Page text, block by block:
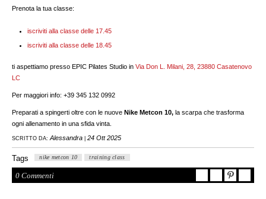
Prenota la tua classe:
iscriviti alla classe delle 17.45
iscriviti alla classe delle 18.45
ti aspettiamo presso EPIC Pilates Studio inVia Don L. Milani, 28, 23880 Casatenovo
LC
Per maggiori info: +39 345 132 0992
Preparati a spingerti oltre con le nuoveNike Metcon 10, la scarpa che trasforma
ogni allenamento in una sfida vinta.
SCRITTO DA: Alessandra 24 Ott 2025
Tags nike metcon 10 training class
0 Commenti